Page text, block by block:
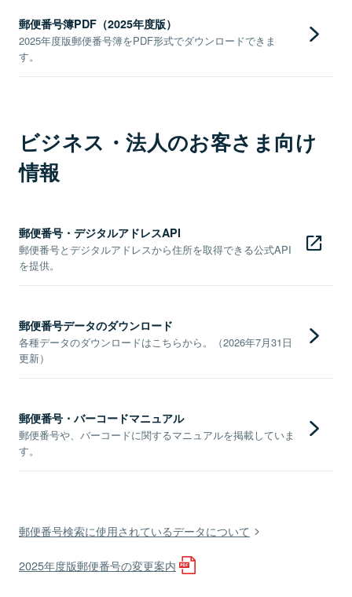
郵便番号簿PDF（2025年度版）
2025年度版郵便番号簿をPDF形式でダウンロードできま
す。
ビジネス・法人のお客さま向け
情報
郵便番号・デジタルアドレスAPI
郵便番号とデジタルアドレスから住所を取得できる公式API
を提供。
郵便番号データのダウンロード
各種データのダウンロードはこちらから。（2026年7月31日
更新）
郵便番号・バーコードマニュアル
郵便番号や、バーコードに関するマニュアルを掲載していま
す。
郵便番号検索に使用されているデータについて
2025年度版郵便番号の変更案内